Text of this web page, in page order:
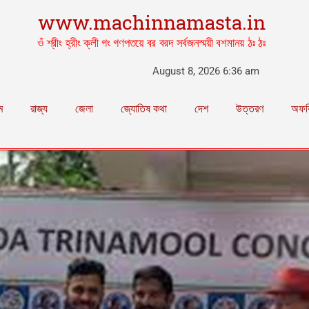
www.machinnamasta.in
ওঁ শ্রীং হ্রীং ক্লী গং গণপতয়ে বর বরদ সর্বজনস্ময়ী বশমানয় ঠঃ ঠঃ
August 8, 2026 6:36 am
রাজ্য জেলা জ্যোতিষ কথা দেশ উত্তরণ